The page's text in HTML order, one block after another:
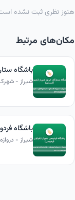
هنوز نظری ثبت نشده
مکان‌های مرتبط
باشگاه
شیراز - شهرک
باشگاه